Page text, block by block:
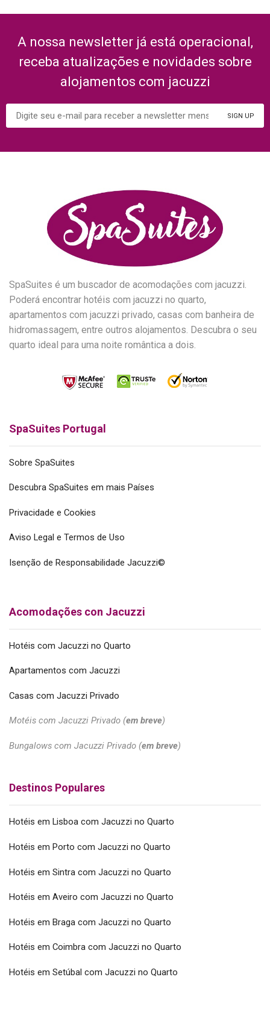
A nossa newsletter já está operacional,
receba atualizações e novidades sobre
alojamentos com jacuzzi
SpaSuites é um buscador de acomodações com jacuzzi.
Poderá encontrar hotéis com jacuzzi no quarto,
apartamentos com jacuzzi privado, casas com banheira de
hidromassagem, entre outros alojamentos. Descubra o seu
quarto ideal para uma noite romântica a dois.
SpaSuites Portugal
Sobre SpaSuites
Descubra SpaSuites em mais Países
Privacidade e Cookies
Aviso Legal e Termos de Uso
Isenção de Responsabilidade Jacuzzi©
Acomodações con Jacuzzi
Hotéis com Jacuzzi no Quarto
Apartamentos com Jacuzzi
Casas com Jacuzzi Privado
Motéis com Jacuzzi Privado (em breve)
Bungalows com Jacuzzi Privado (em breve)
Destinos Populares
Hotéis em Lisboa com Jacuzzi no Quarto
Hotéis em Porto com Jacuzzi no Quarto
Hotéis em Sintra com Jacuzzi no Quarto
Hotéis em Aveiro com Jacuzzi no Quarto
Hotéis em Braga com Jacuzzi no Quarto
Hotéis em Coimbra com Jacuzzi no Quarto
Hotéis em Setúbal com Jacuzzi no Quarto